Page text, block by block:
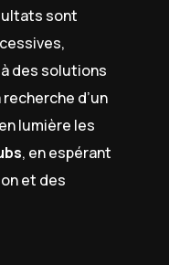
sont
des solutions
d’un
lumière les
, en espérant
et des